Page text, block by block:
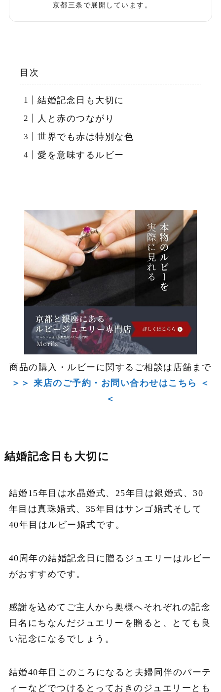
京都三条で展開しています。
目次
結婚記念日も大切に
人と赤のつながり
世界でも赤は特別な色
愛を意味するルビー
商品の購入・ルビーに関するご相談は店舗まで
＞＞ 来店のご予約・お問い合わせはこちら ＜
＜
結婚記念日も大切に
結婚15年目は水晶婚式、25年目は銀婚式、30
年目は真珠婚式、35年目はサンゴ婚式そして
40年目はルビー婚式です。
40周年の結婚記念日に贈るジュエリーはルビー
がおすすめです。
感謝を込めてご主人から奥様へそれぞれの記念
日名にちなんだジュエリーを贈ると、とても良
い記念になるでしょう。
結婚40年目このころになると夫婦同伴のパーテ
ィーなどでつけるとっておきのジュエリーとも